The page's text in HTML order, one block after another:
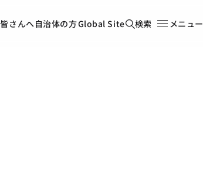
さんへ自治体の方Global Site 検索 メニュー